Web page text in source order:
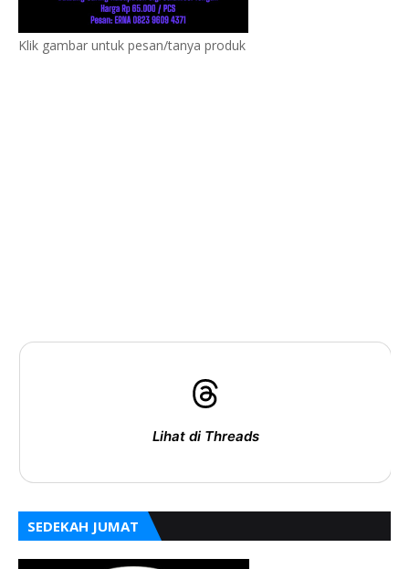
Klik gambar untuk pesan/tanya produk
Lihat di Threads
SEDEKAH JUMAT